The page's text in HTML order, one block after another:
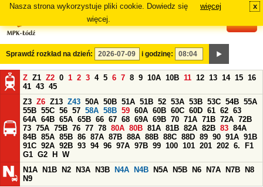
Nasza strona wykorzystuje pliki cookie. Dowiedz się
więcej.
więcej x
Sprawdź rozkład na dzień: i godzinę:
Z Z1 Z2 0 1 2 3 4 5 6 7 8 9 10A 10B 11 12 13 14 15 16
41 43 45
Z3 Z6 Z13 Z43 50A 50B 51A 51B 52 53A 53B 53C 54B 55A
55B 55C 56 57 58A 58B 59 60A 60B 60C 60D 61 62 63
64A 64B 65A 65B 66 67 68 69A 69B 70 71A 71B 72A 72B
73 75A 75B 76 77 78 80A 80B 81A 81B 82A 82B 83 84A
84B 85A 85B 86 87A 87B 88A 88B 88C 88D 89 90 91A 91B
91C 92A 92B 93 94 96 97A 97B 99 100 101 201 202 6.
F1
G1 G2 H
W
N1A
N1B N2 N3A N3B N4A N4B N5A N5B N6 N7A N7B
N8
N9